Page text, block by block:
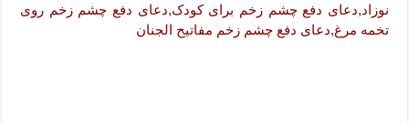
نوزاد,دعای دفع چشم زخم برای کودک,دعای دفع چشم زخم روی
تخمه مرغ,دعای دفع چشم زخم مفاتیح الجنان